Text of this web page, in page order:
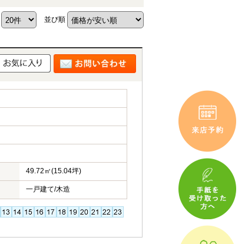
並び順
49.72㎡(15.04坪)
一戸建て/木造